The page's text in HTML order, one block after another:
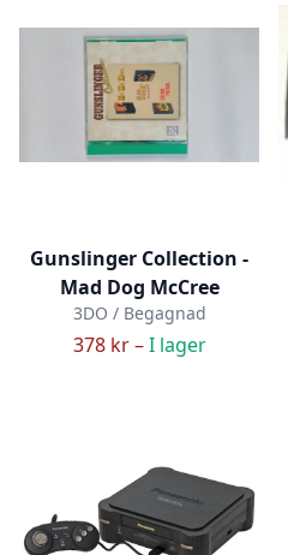
Gunslinger Collection -
Mad Dog McCree
3DO / Begagnad
378 kr –I lager